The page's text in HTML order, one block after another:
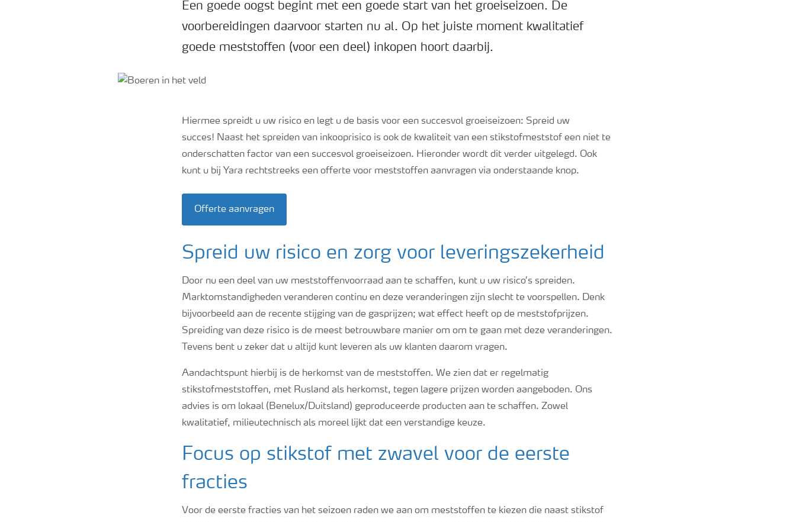
Een goede oogst begint met een goede start van het groeiseizoen. De
voorbereidingen daarvoor starten nu al. Op het juiste moment kwalitatief
goede meststoffen (voor een deel) inkopen hoort daarbij.
Hiermee spreidt u uw risico en legt u de basis voor een succesvol groeiseizoen: Spreid uw
succes! Naast het spreiden van inkooprisico is ook de kwaliteit van een stikstofmeststof een niet te
onderschatten factor van een succesvol groeiseizoen. Hieronder wordt dit verder uitgelegd. Ook
kunt u bij Yara rechtstreeks een offerte voor meststoffen aanvragen via onderstaande knop.
Offerte aanvragen
Spreid uw risico en zorg voor leveringszekerheid
Door nu een deel van uw meststoffenvoorraad aan te schaffen, kunt u uw risico’s spreiden.
Marktomstandigheden veranderen continu en deze veranderingen zijn slecht te voorspellen. Denk
bijvoorbeeld aan de recente stijging van de gasprijzen; wat effect heeft op de meststofprijzen.
Spreiding van deze risico is de meest betrouwbare manier om om te gaan met deze veranderingen.
Tevens bent u zeker dat u altijd kunt leveren als uw klanten daarom vragen.
Aandachtspunt hierbij is de herkomst van de meststoffen. We zien dat er regelmatig
stikstofmeststoffen, met Rusland als herkomst, tegen lagere prijzen worden aangeboden. Ons
advies is om lokaal (Benelux/Duitsland) geproduceerde producten aan te schaffen. Zowel
kwalitatief, milieutechnisch als moreel lijkt dat een verstandige keuze.
Focus op stikstof met zwavel voor de eerste
fracties
Voor de eerste fracties van het seizoen raden we aan om meststoffen te kiezen die naast stikstof